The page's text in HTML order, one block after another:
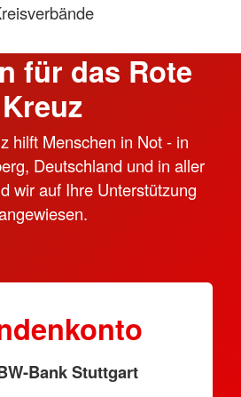
für das Rote
Kreuz
hilft Menschen in Not - in
Deutschland und in aller
wir auf Ihre Unterstützung
Bank Stuttgart